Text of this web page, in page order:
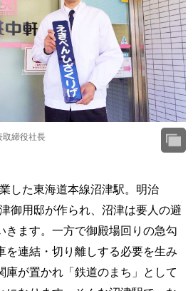
取締役社長
した東海道本線沼津駅。明治
御用邸が作られ、沼津は要人の避
きます。一方で御殿場回りの急勾
を連結・切り離しする必要を生み
庫が置かれ「鉄道のまち」として